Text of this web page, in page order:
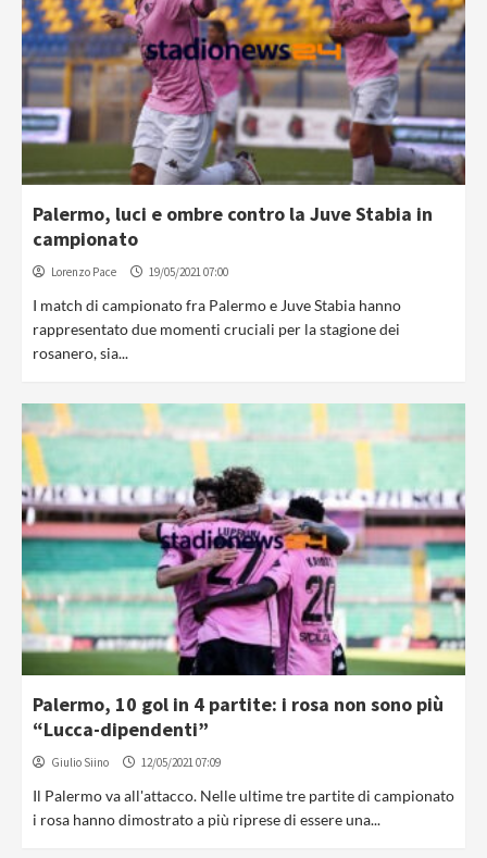
Palermo, luci e ombre contro la Juve Stabia in
campionato
Lorenzo Pace 19/05/2021 07:00
I match di campionato fra Palermo e Juve Stabia hanno
rappresentato due momenti cruciali per la stagione dei
rosanero, sia...
Palermo, 10 gol in 4 partite: i rosa non sono più
“Lucca-dipendenti”
Giulio Siino 12/05/2021 07:09
Il Palermo va all'attacco. Nelle ultime tre partite di campionato
i rosa hanno dimostrato a più riprese di essere una...